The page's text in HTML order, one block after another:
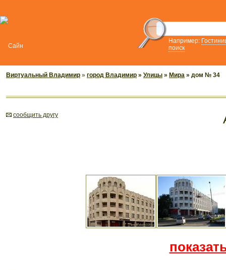
Например:
поиск
Виртуальный Владимир » город Владимир » Улицы » Мира » дом № 34
cообщить другу